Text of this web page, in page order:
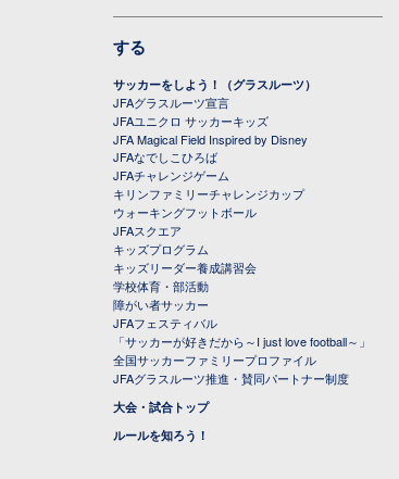
する
サッカーをしよう！（グラスルーツ）
JFAグラスルーツ宣言
JFAユニクロ サッカーキッズ
JFA Magical Field Inspired by Disney
JFAなでしこひろば
JFAチャレンジゲーム
キリンファミリーチャレンジカップ
ウォーキングフットボール
JFAスクエア
キッズプログラム
キッズリーダー養成講習会
学校体育・部活動
障がい者サッカー
JFAフェスティバル
「サッカーが好きだから～I just love football～」
全国サッカーファミリープロファイル
JFAグラスルーツ推進・賛同パートナー制度
大会・試合トップ
ルールを知ろう！